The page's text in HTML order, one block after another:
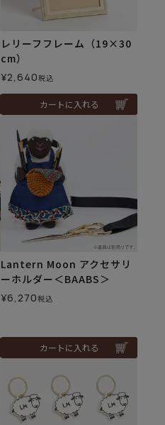
レリーフフレーム（19×30
cm）
¥2,640税込
カートに入れる
Lantern Moon アクセサリ
ーホルダー＜BAABS＞
¥6,270税込
カートに入れる